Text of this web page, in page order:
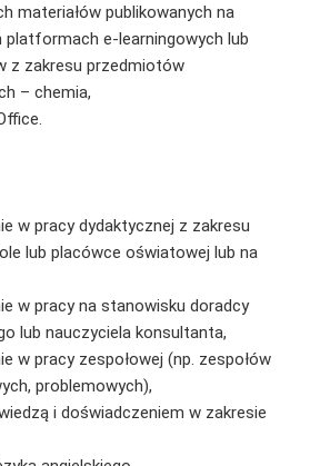
materiałów publikowanych na
platformach e-learningowych lub
z zakresu przedmiotów
– chemia,
w pracy dydaktycznej z zakresu
lub placówce oświatowej lub na
w pracy na stanowisku doradcy
lub nauczyciela konsultanta,
w pracy zespołowej (np. zespołów
problemowych),
i doświadczeniem w zakresie